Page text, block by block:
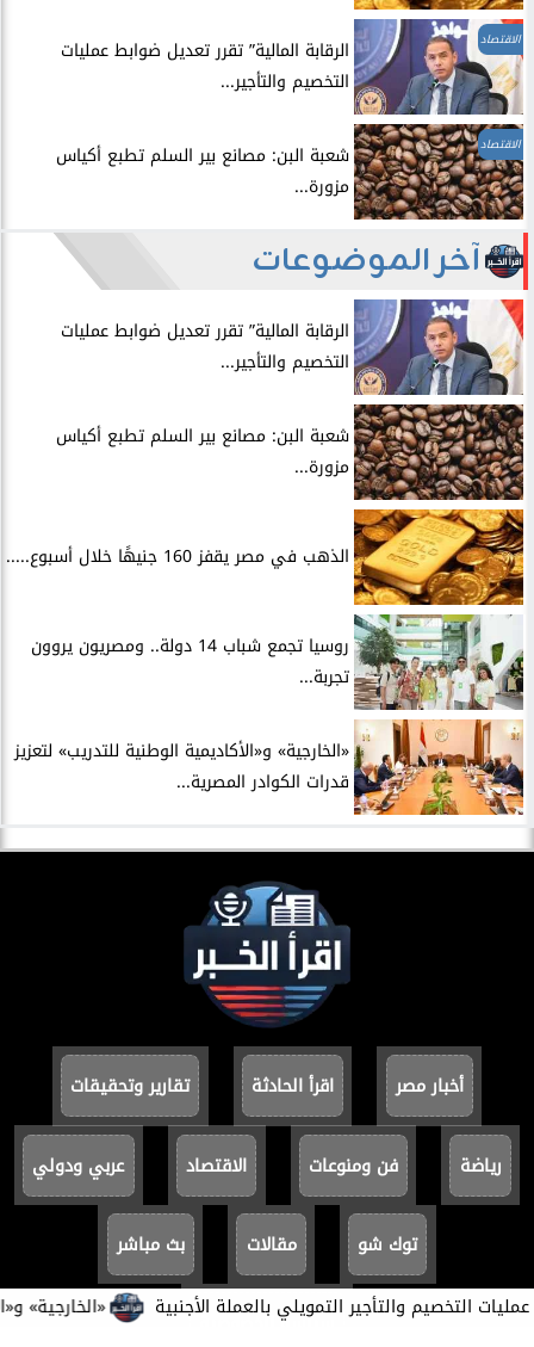
​«الخارجية» والتأجير التمويلي بالعملة الأجنبية
الاقتصاد
الرقابة المالية” تقرر تعديل ضوابط عمليات
التخصيم والتأجير...
الاقتصاد
شعبة البن: مصانع بير السلم تطبع أكياس
مزورة...
آخر الموضوعات
الرقابة المالية” تقرر تعديل ضوابط عمليات
التخصيم والتأجير...
شعبة البن: مصانع بير السلم تطبع أكياس
مزورة...
الذهب في مصر يقفز 160 جنيهًا خلال أسبوع.....
روسيا تجمع شباب 14 دولة.. ومصريون يروون
تجربة...
​«الخارجية» و«الأكاديمية الوطنية للتدريب» لتعزيز
قدرات الكوادر المصرية...
أخبار مصر اقرأ الحادثة تقارير وتحقيقات
رياضة فن ومنوعات الاقتصاد عربي ودولي
توك شو مقالات بث مباشر
سياسة الخصوصية